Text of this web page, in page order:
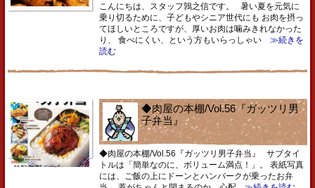
こんにちは、スタッフ鶉之信です。 暑い夏を元気に
乗り切るために、子どもやシニア世代にも お肉を摂っ
てほしいところですが、厚いお肉は噛みきれなかった
り、 食べにくい、という方もいらっしゃい ≫続きを
読む
◆肉屋の本棚/Vol.56『ガッツリ男
子弁当』
◆肉屋の本棚/Vol.56『ガッツリ男子弁当』 サブタイ
トルは「簡単なのに、ボリューム満点！」。 表紙写真
には、ご飯の上にドーンとハンバークが乗ったお弁